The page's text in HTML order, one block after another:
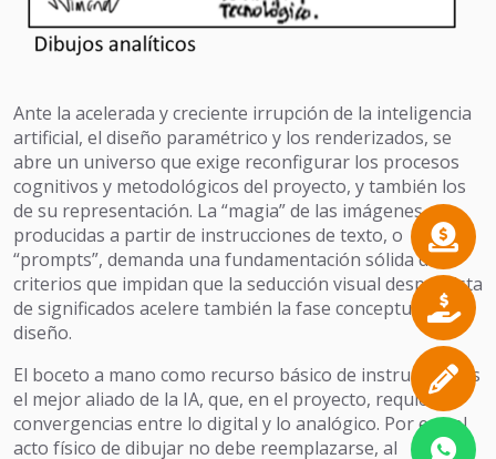
Ante la acelerada y creciente irrupción de la inteligencia
artificial, el diseño paramétrico y los renderizados, se
abre un universo que exige reconfigurar los procesos
cognitivos y metodológicos del proyecto, y también los
de su representación. La “magia” de las imágenes
producidas a partir de instrucciones de texto, o
“prompts”, demanda una fundamentación sólida de
criterios que impidan que la seducción visual desprovista
de significados acelere también la fase conceptual del
diseño.
El boceto a mano como recurso básico de instrucción, es
el mejor aliado de la IA, que, en el proyecto, requiere
convergencias entre lo digital y lo analógico. Por eso el
acto físico de dibujar no debe reemplazarse, al